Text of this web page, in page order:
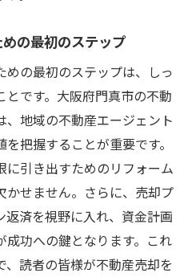
るための専門家のコツ
に導くための専門的なア
動産売却のゴールを目指
ン完済を目指すための目
向けた売却戦略の構築
するための売却計画の確
の最初のステップ
の最初のステップは、しっ
です。大阪府門真市の不動
地域の不動産エージェント
把握することが重要です。
に引き出すためのリフォーム
かせません。さらに、売却プ
返済を視野に入れ、資金計画
成功への鍵となります。これ
、読者の皆様が不動産売却を